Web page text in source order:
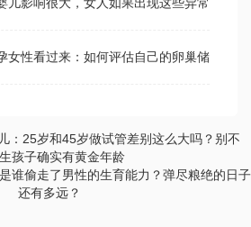
女性看过来：如何评估自己的卵巢储备功能
：25岁和45岁做试管差别这么大吗？别不
孩子确实有黄金年龄
谁偷走了男性的生育能力？弹尽粮绝的日子
还有多远？